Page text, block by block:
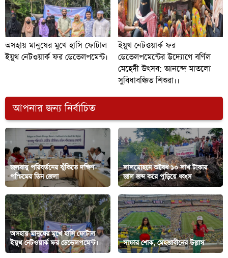
অসহায় মানুষের মুখে হাসি ফোটাল
ইয়ুথ নেটওয়ার্ক ফর ডেভেলপমেন্ট।
ইয়ুথ নেটওয়ার্ক ফর
ডেভেলপমেন্টের উদ্যোগে বর্ণিল
মেহেদী উৎসব: আনন্দে মাতলো
সুবিধাবঞ্চিত শিশুরা।।
আপনার জন্য নির্বাচিত
জলবায়ু পরিবর্তনের ঝুঁকিতে দক্ষিণ-
পশ্চিমের তিন জেলা
লালমোহনে অবৈধ ১০ লাখ টাকার
জাল জব্দ করে পুড়িয়ে ধ্বংস
অসহায় মানুষের মুখে হাসি ফোটাল
ইয়ুথ নেটওয়ার্ক ফর ডেভেলপমেন্ট।
সাফার শোক, মেহজাবীনের উল্লাস